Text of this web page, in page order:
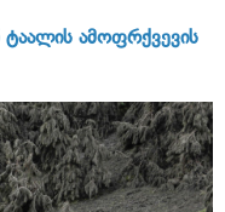
ამოფრქვევის